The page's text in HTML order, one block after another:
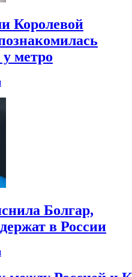
Королевой
метро
Болгар,
в России